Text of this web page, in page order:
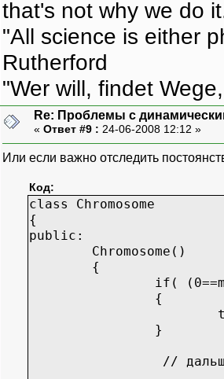
that's not why we do
"All science is either
Rutherford
"Wer will, findet
Re: Проблемы с
« Ответ #9 : 24-06-2008 12:12 »
Или если важно отследить
Код:
class Chromosome
{
public:
Chromosome()
{
if(
{
}
// дальше по